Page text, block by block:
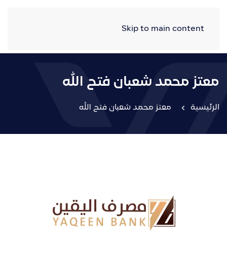
Skip to main content
معتز محمد شعبان فتح الله
الرئيسية معتز محمد شعبان فتح الله